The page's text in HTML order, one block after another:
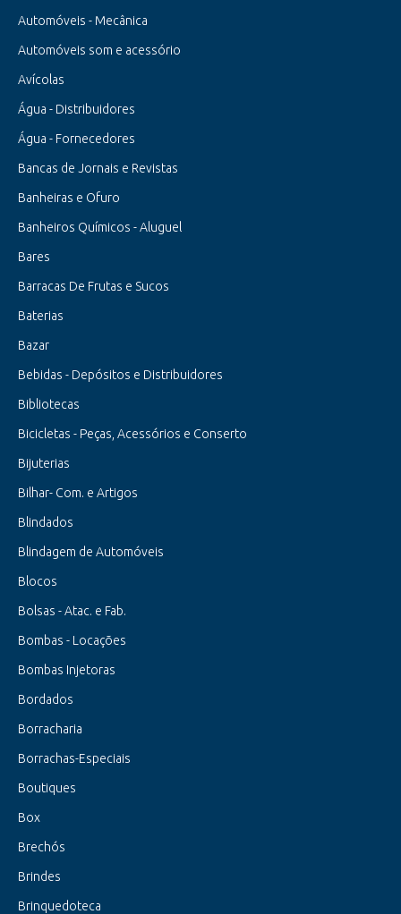
Automóveis - Mecânica
Automóveis som e acessório
Avícolas
Água - Distribuidores
Água - Fornecedores
Bancas de Jornais e Revistas
Banheiras e Ofuro
Banheiros Químicos - Aluguel
Bares
Barracas De Frutas e Sucos
Baterias
Bazar
Bebidas - Depósitos e Distribuidores
Bibliotecas
Bicicletas - Peças, Acessórios e Conserto
Bijuterias
Bilhar- Com. e Artigos
Blindados
Blindagem de Automóveis
Blocos
Bolsas - Atac. e Fab.
Bombas - Locações
Bombas Injetoras
Bordados
Borracharia
Borrachas-Especiais
Boutiques
Box
Brechós
Brindes
Brinquedoteca